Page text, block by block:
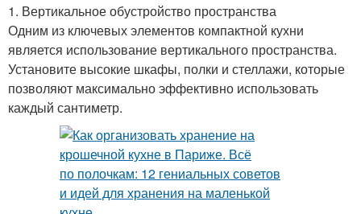
1. Вертикальное обустройство пространства
Одним из ключевых элементов компактной кухни
является использование вертикального пространства.
Установите высокие шкафы, полки и стеллажи, которые
позволяют максимально эффективно использовать
каждый сантиметр.